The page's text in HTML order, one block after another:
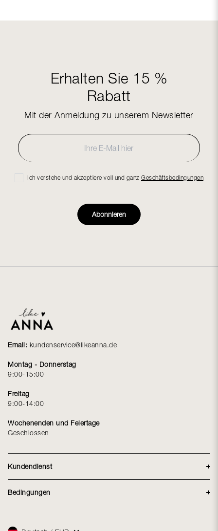
Erhalten Sie 15 %
Rabatt
Mit der Anmeldung zu unserem Newsletter
Ich verstehe und akzeptiere voll und ganz Geschäftsbedingungen
Abonnieren
Email: kundenservice@likeanna.de
Montag - Donnerstag
9:00-15:00
Freitag
9:00-14:00
Wochenenden und Feiertage
Geschlossen
Kundendienst
Rücksendung
Größenguide
Bedingungen